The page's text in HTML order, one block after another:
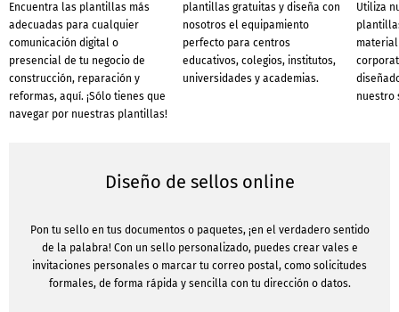
Encuentra las plantillas más
adecuadas para cualquier
comunicación digital o
presencial de tu negocio de
construcción, reparación y
reformas, aquí. ¡Sólo tienes que
navegar por nuestras plantillas!
plantillas gratuitas y diseña con
nosotros el equipamiento
perfecto para centros
educativos, colegios, institutos,
universidades y academias.
Utiliza
nuestro
Diseño de sellos online
Pon tu sello en tus documentos o paquetes, ¡en el verdadero sentido
de la palabra! Con un sello personalizado, puedes crear vales e
invitaciones personales o marcar tu correo postal, como solicitudes
formales, de forma rápida y sencilla con tu dirección o datos.